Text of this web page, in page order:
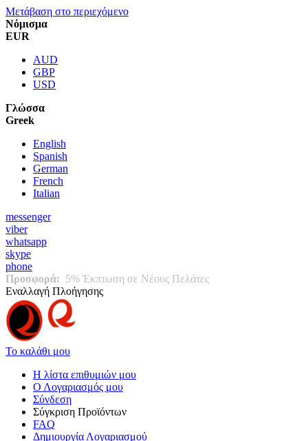
Μετάβαση στο περιεχόμενο
Νόμισμα
EUR
AUD
GBP
USD
Γλώσσα
Greek
English
Spanish
German
French
Italian
messenger
viber
whatsapp
skype
phone
Προσφορά: 5% Έκπτωση σε Νέους Πελάτες
Εναλλαγή Πλοήγησης
Το καλάθι μου
Η λίστα επιθυμιών μου
Ο Λογαριασμός μου
Σύνδεση
Σύγκριση Προϊόντων
FAQ
Δημιουργία Λογαριασμού